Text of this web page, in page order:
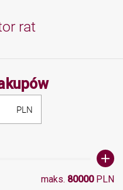
rat
Minimalna
PLN
maks. 80000PLN